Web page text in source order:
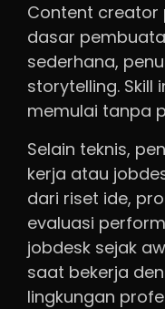
Content creator
dasar
sederhana,
storytelling. Skill
memulai tanpa
Selain teknis,
kerja atau
dari riset ide,
evaluasi
jobdesk sejak
saat bekerja
lingkungan